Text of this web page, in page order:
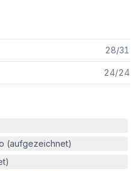
28/31
24/24
(aufgezeichnet)